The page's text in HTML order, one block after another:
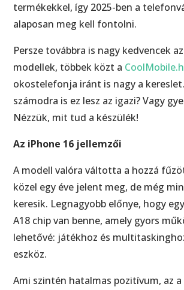
termékekkel, így 2025-ben a
alaposan meg kell fontolni.
Persze továbbra is nagy kedvencek
modellek, többek közt a
okostelefonja iránt is nagy a
számodra is ez lesz az igazi? Vagy
Nézzük, mit tud a készülék!
Az iPhone 16 jellemzői
A modell valóra váltotta a hozzá
közel egy éve jelent meg, de még
keresik. Legnagyobb előnye, hogy
A18 chip van benne, amely gyors
lehetővé: játékhoz és
eszköz.
Ami szintén hatalmas pozitívum, az